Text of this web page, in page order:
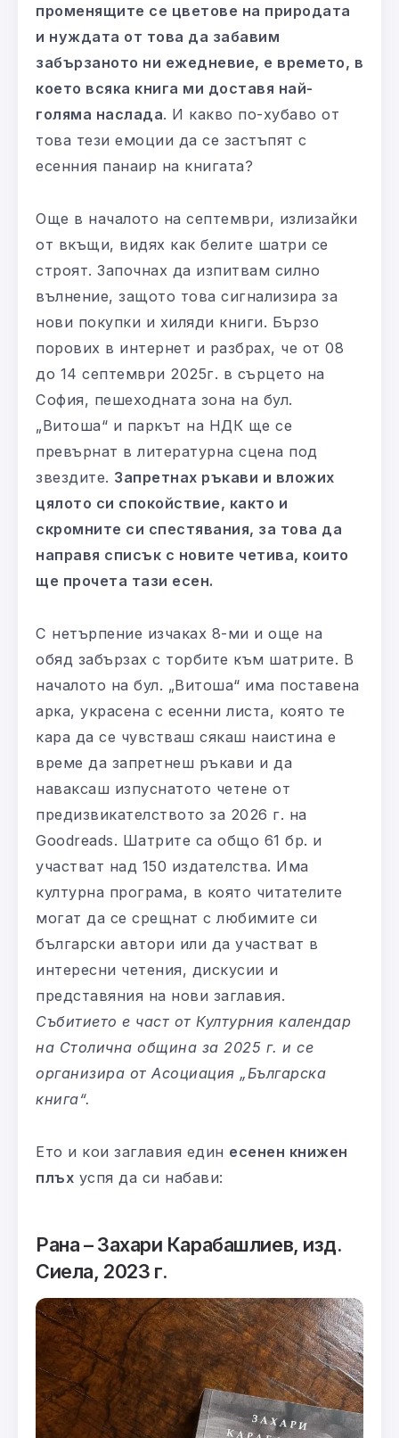
променящите се цветове на природата
и нуждата от това да забавим
забързаното ни ежедневие, е времето, в
което всяка книга ми доставя най-
голяма наслада. И какво по-хубаво от
това тези емоции да се застъпят с
есенния панаир на книгата?
Още в началото на септември, излизайки
от вкъщи, видях как белите шатри се
строят. Започнах да изпитвам силно
вълнение, защото това сигнализира за
нови покупки и хиляди книги. Бързо
порових в интернет и разбрах, че от 08
до 14 септември 2025г. в сърцето на
София, пешеходната зона на бул.
„Витоша“ и паркът на НДК ще се
превърнат в литературна сцена под
звездите. Запретнах ръкави и вложих
цялото си спокойствие, както и
скромните си спестявания, за това да
направя списък с новите четива, които
ще прочета тази есен.
С нетърпение изчаках 8-ми и още на
обяд забързах с торбите към шатрите. В
началото на бул. „Витоша“ има поставена
арка, украсена с есенни листа, която те
кара да се чувстваш сякаш наистина е
време да запретнеш ръкави и да
наваксаш изпуснатото четене от
предизвикателството за 2026 г. на
Goodreads. Шатрите са общо 61 бр. и
участват над 150 издателства. Има
културна програма, в която читателите
могат да се срещнат с любимите си
български автори или да участват в
интересни четения, дискусии и
представяния на нови заглавия.
Събитието е част от Културния календар
на Столична община за 2025 г. и се
организира от Асоциация „Българска
книга“.
Ето и кои заглавия един есенен книжен
плъх успя да си набави:
Рана – Захари Карабашлиев, изд.
Сиела, 2023 г.